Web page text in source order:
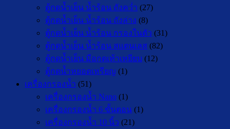
ตู้กดน้ำเย็น น้ำร้อน ถังคว่ำ (27)
ตู้กดน้ำเย็น น้ำร้อน ถังล่าง (8)
ตู้กดน้ำเย็น น้ำร้อน กรองในตัว (31)
ตู้กดน้ำเย็น น้ำร้อน สแตนเลส (82)
ตู้กดน้ำเย็น มือกดเท้าเหยียบ (12)
ตู้กดน้ำหยอดเหรียญ (1)
เครื่องกรองน้ำ (51)
เครื่องกรองน้ำ Nano (1)
เครื่องกรองน้ำ 6 ขั้นตอน (1)
เครื่องกรองน้ำ 10 นิ้ว (21)